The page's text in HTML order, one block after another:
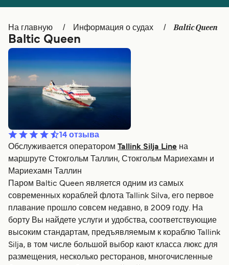
Ελλάδα Belgique (FR)
Schweiz (DE)
Україна
На главную Информация о судах Baltic Queen
Baltic Queen
14 отзыва
Обслуживается оператором Tallink Silja Line на
маршруте Стокгольм Таллин, Стокгольм Мариехамн и
Мариехамн Таллин
Паром Baltic Queen является одним из самых
современных кораблей флота Tallink Silva, его первое
плавание прошло совсем недавно, в 2009 году. На
борту Вы найдете услуги и удобства, соответствующие
высоким стандартам, предъявляемым к кораблю Tallink
Silja, в том числе большой выбор кают класса люкс для
размещения, несколько ресторанов, многочисленные